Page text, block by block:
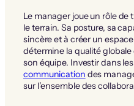
Le manager joue un rôle
le terrain. Sa posture, sa
sincère et à créer un
détermine la qualité
son équipe. Investir dans les
communication des
sur l’ensemble des